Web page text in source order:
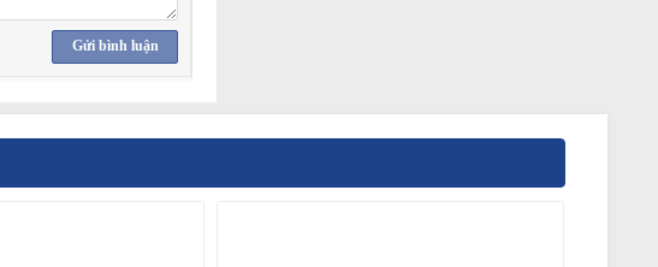
Gửi bình luận